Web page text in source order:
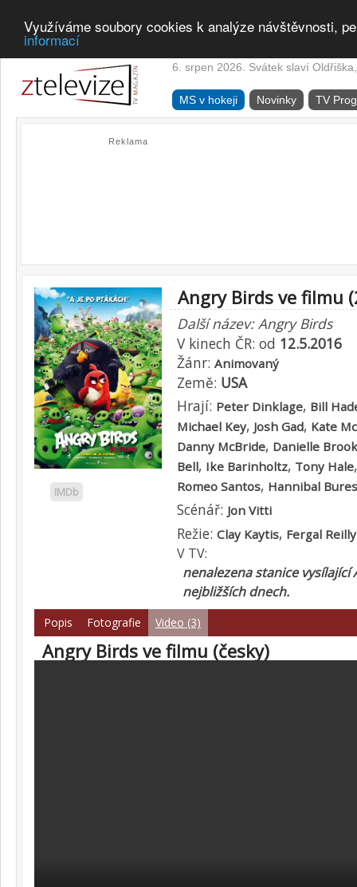
Využíváme soubory cookies k analýze návštěvnosti,
informací
6. srpen 2026. Svátek slaví
MS v hokeji Novinky TV
Reklama
IMDb
Angry Birds ve filmu
Další název: Angry Birds
V kinech ČR: od 12.5.2016
Žánr: Animovaný
Země: USA
Hrají: Peter Dinklage, Bill
Michael Key, Josh Gad, Kate
Danny McBride, Danielle
Bell, Ike Barinholtz, Tony Hale
Romeo Santos, Hannibal
Scénář: Jon Vitti
Režie: Clay Kaytis, Fergal Reilly
V TV:
nenalezena stanice vysílající
nejbližších dnech.
Popis Fotografie Video (3)
Angry Birds ve filmu (česky)